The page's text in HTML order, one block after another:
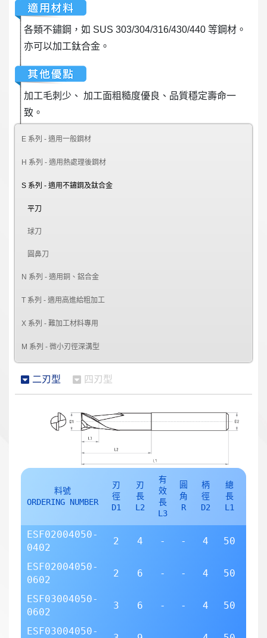
各類不鏽鋼，如 SUS 303/304/316/430/440 等鋼材。
亦可以加工鈦合金。
加工毛刺少、 加工面粗糙度優良、品質穩定壽命一
致。
E 系列 - 適用一般鋼材
H 系列 - 適用熱處理後鋼材
S 系列 - 適用不鏽鋼及鈦合金
平刀
球刀
圓鼻刀
N 系列 - 適用銅、鋁合金
T 系列 - 適用高進給粗加工
X 系列 - 難加工材料專用
M 系列 - 微小刃徑深溝型
二刃型 四刃型
料號
ORDERING NUMBER
刃
徑
D1
刃
長
L2
有
效
長
L3
圓
角
R
柄
徑
D2
總
長
L1
ESF02004050-
0402
2 4 - - 4 50
ESF02004050-
0602
2 6 - - 4 50
ESF03004050-
0602
3 6 - - 4 50
ESF03004050-